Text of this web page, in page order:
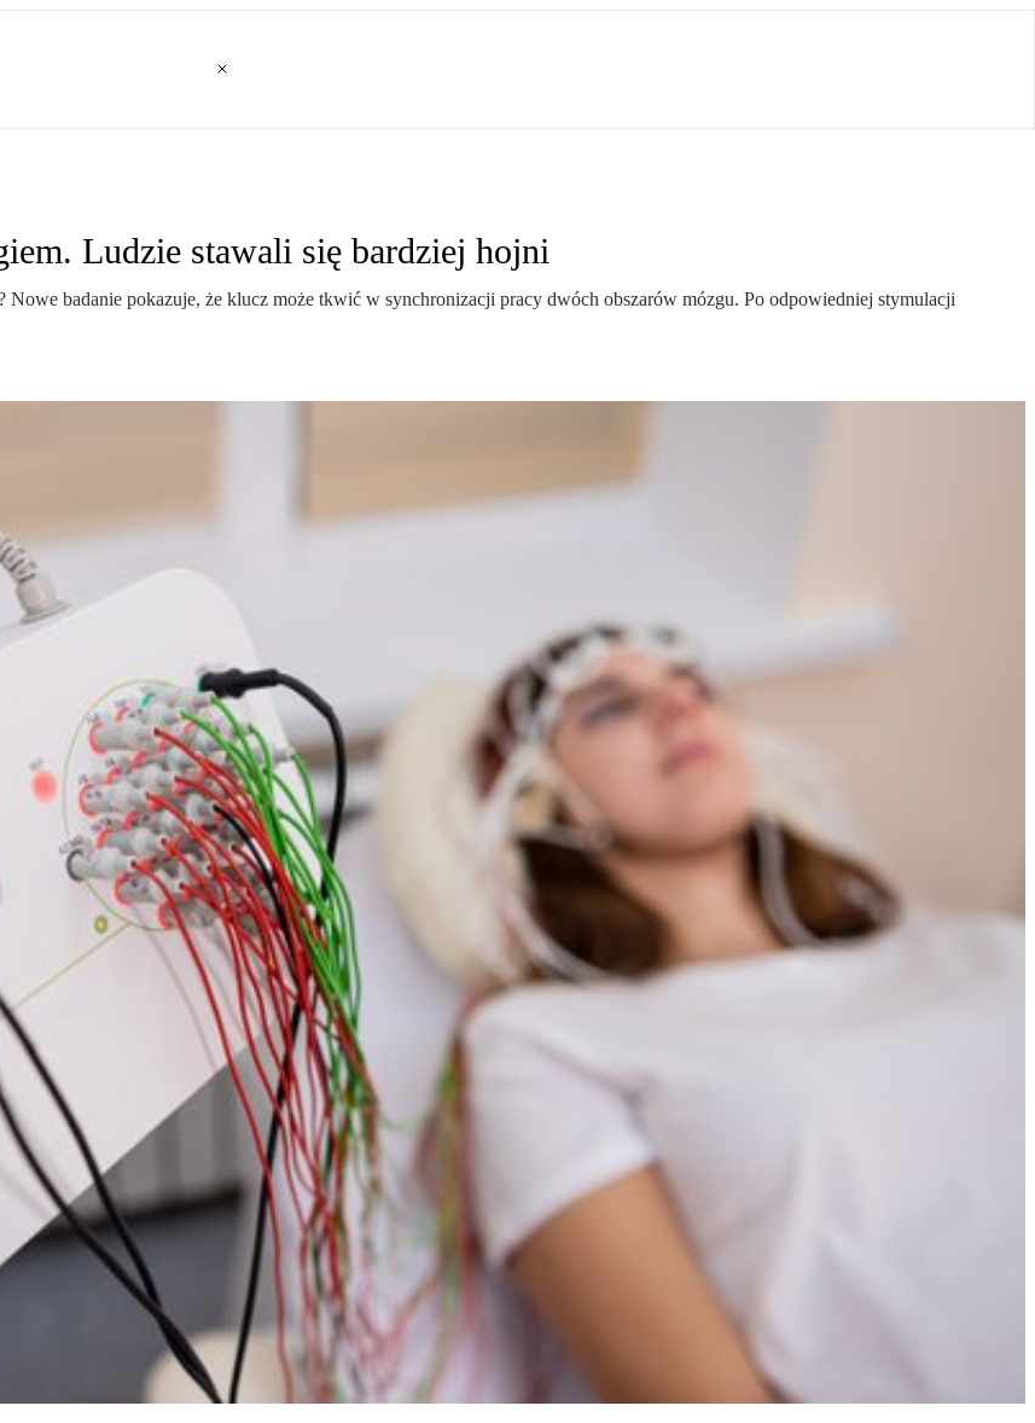
Ludzie stawali się bardziej hojni
badanie pokazuje, że klucz może tkwić w synchronizacji pracy dwóch obszarów mózgu. Po odpowiedniej stymulacji